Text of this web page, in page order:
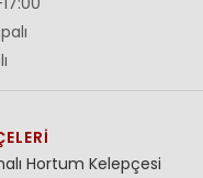
Hortum Kelepçesi